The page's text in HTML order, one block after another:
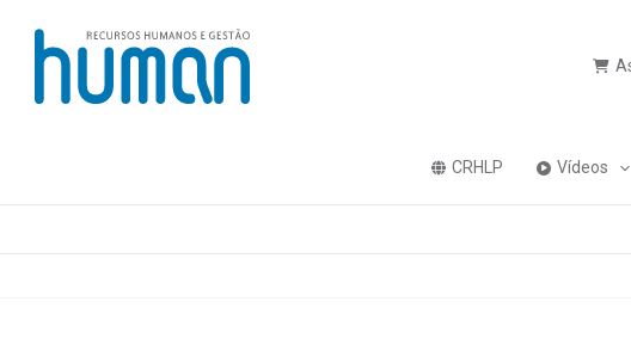
CRHLP Vídeos